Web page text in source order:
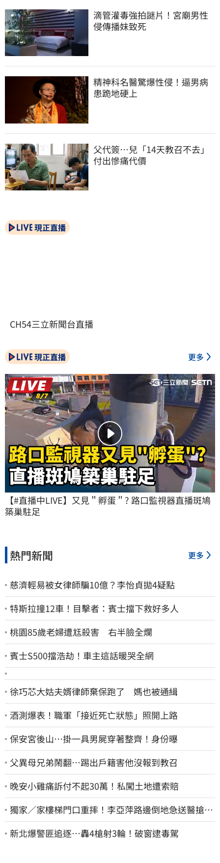
滴管灌毒強拍謎片！宮廟男性
侵傳播妹致死
精神科名醫驚爆性侵！逼男病
患跪地硬上
父代簽…兒「14天教召不去」
付出慘痛代價
現正直播
CH54三立新聞台直播
現正直播 更多
【#直播中LIVE】又見＂孵蛋＂? 路口監視器直播斑鳩
築巢駐足
熱門新聞 更多
慈濟輕易被女律師騙10億？李怡貞拋4疑點
特斯拉撞12車！目擊者：賓士擋下救好多人
桃園85歲老婦遭尪殺害 右半臉全爛
賓士S500擋浩劫！車主這話暖哭全網
徐巧芯大姑夫婿律師棄保跑了 媽也被通緝
酒測爆表！職軍「接近死亡狀態」照開上路
保安宮後山…掛一具男屍穿著整齊！身份曝
父異母兄弟鬧翻…踢出戶籍害他沒報到教召
晚安小雞痛訴付不起30萬！私闖土地遭索賠
獨家／家樓梯門口重摔！李亞萍路邊倒地急送醫搶
命 「最新傷況」曝
新北爆警匪追逐…轟4槍射3輪！破窗逮毒駕